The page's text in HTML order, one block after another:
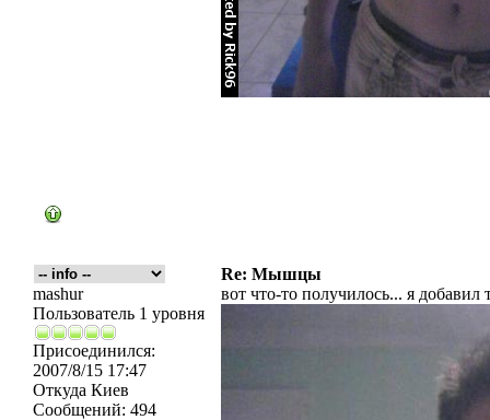
Re: Мышцы
mashur
Пользователь 1 уровня
Присоединился:
2007/8/15 17:47
Откуда Киев
Сообщений: 494
вот что-то получилось... я добавил